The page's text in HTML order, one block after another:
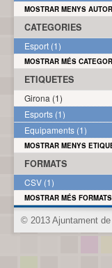
MOSTRAR MENYS
CATEGORIES
Esport (1)
MOSTRAR MÉS
ETIQUETES
Girona (1)
Esports (1)
Equipaments (1)
MOSTRAR MENYS
FORMATS
CSV (1)
MOSTRAR MÉS FORMATS
© 2013 Ajuntament de